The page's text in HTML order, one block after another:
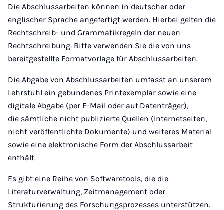
Die Abschlussarbeiten können in deutscher oder
englischer Sprache angefertigt werden. Hierbei gelten die
Rechtschreib- und Grammatikregeln der neuen
Rechtschreibung. Bitte verwenden Sie die von uns
bereitgestellte Formatvorlage für Abschlussarbeiten.
Die Abgabe von Abschlussarbeiten umfasst an unserem
Lehrstuhl ein gebundenes Printexemplar sowie eine
digitale Abgabe (per E-Mail oder auf Datenträger),
die sämtliche nicht publizierte Quellen (Internetseiten,
nicht veröffentlichte Dokumente) und weiteres Material
sowie eine elektronische Form der Abschlussarbeit
enthält.
Es gibt eine Reihe von Softwaretools, die die
Literaturverwaltung, Zeitmanagement oder
Strukturierung des Forschungsprozesses unterstützen.